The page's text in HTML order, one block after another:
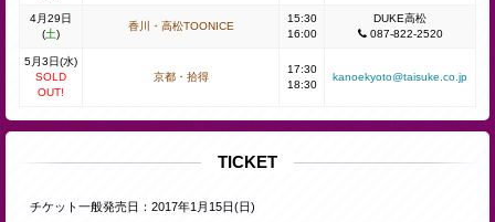
4月29日
(土)
香川・高松TOONICE
15:30
16:00
DUKE高松
087-822-2520
5月3日(水)
SOLD
OUT!
京都・拾得
17:30
18:30
kanoekyoto@taisuke.co.jp
TICKET
チケット一般発売日：2017年1月15日(日)